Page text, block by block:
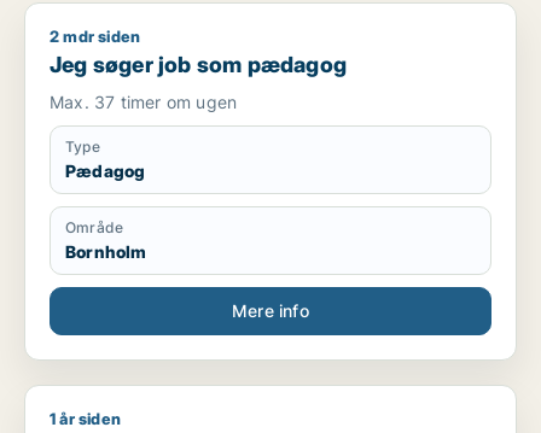
Jeg søger job som pædagog
2 mdr siden
Jeg søger job som pædagog
Max. 37 timer om ugen
Type
Pædagog
Område
Bornholm
Mere info
Jeg søger job som it-underviser / it-sikkerhedsspecialist
1 år siden